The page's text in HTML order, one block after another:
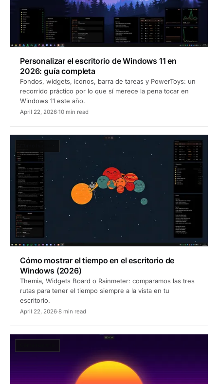
Personalizar el escritorio de Windows 11 en
2026: guía completa
Fondos, widgets, iconos, barra de tareas y PowerToys: un
recorrido práctico por lo que sí merece la pena tocar en
Windows 11 este año.
April 22, 2026·10 min read
Cómo mostrar el tiempo en el escritorio de
Windows (2026)
Themia, Widgets Board o Rainmeter: comparamos las tres
rutas para tener el tiempo siempre a la vista en tu
escritorio.
April 22, 2026·8 min read